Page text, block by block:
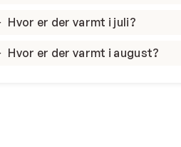
Hvor er der varmt i juli?
Hvor er der varmt i august?